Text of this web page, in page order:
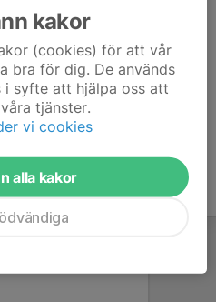
fungera.
?
kakor
(cookies) för att vår
bra för dig. De används
i syfte att hjälpa oss att
tjänster.
vi cookies
alla kakor